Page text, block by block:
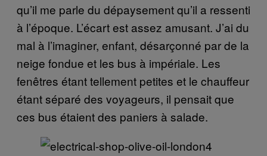
qu’il me parle du dépaysement qu’il a ressenti
à l’époque. L’écart est assez amusant. J’ai du
mal à l’imaginer, enfant, désarçonné par de la
neige fondue et les bus à impériale. Les
fenêtres étant tellement petites et le chauffeur
étant séparé des voyageurs, il pensait que
ces bus étaient des paniers à salade.